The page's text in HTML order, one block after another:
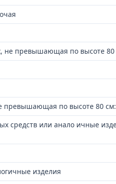
не превышающая по высоте
превышающая по высоте 80
средств или анало ичные
изделия